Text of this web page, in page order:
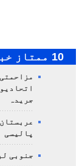
10 ممتاز خبریں
جریدہ
پالیسی
جنوبی